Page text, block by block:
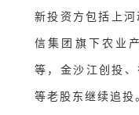
新投资方包括上
信集团旗下农业
等，金沙江创投
等老股东继续追投